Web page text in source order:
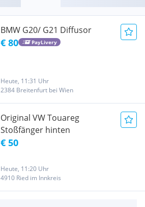
BMW G20/ G21 Diffusor
€ 80 PayLivery
Heute, 11:31 Uhr
2384 Breitenfurt bei Wien
Original VW Touareg
Stoßfänger hinten
€ 50
Heute, 11:20 Uhr
4910 Ried im Innkreis